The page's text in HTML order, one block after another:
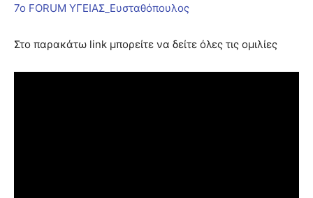
7ο FORUM ΥΓΕΙΑΣ_Ευσταθόπουλος
Στο παρακάτω link μπορείτε να δείτε όλες τις ομιλίες